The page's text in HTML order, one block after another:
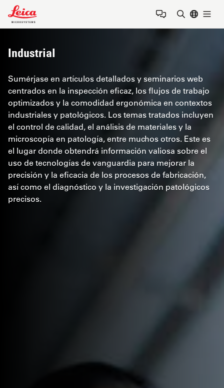
Leica Microsystems Logo
Industrial
Sumérjase en artículos detallados y seminarios web
centrados en la inspección eficaz, los flujos de trabajo
optimizados y la comodidad ergonómica en contextos
industriales y patológicos. Los temas tratados incluyen
el control de calidad, el análisis de materiales y la
microscopía en patología, entre muchos otros. Este es
el lugar donde obtendrá información valiosa sobre el
uso de tecnologías de vanguardia para mejorar la
precisión y la eficacia de los procesos de fabricación,
así como el diagnóstico y la investigación patológicos
precisos.